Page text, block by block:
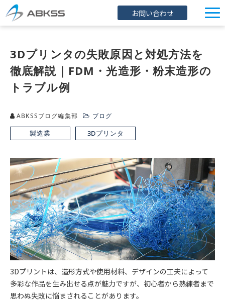
お問い合わせ
製品/FAQ
サービス
イベント・セミナー
ブログ
導入事例
3Dプリンタの失敗原因と対処方法を
徹底解説｜FDM・光造形・粉末造形の
トラブル例
ABKSSブログ編集部 ブログ
製造業 3Dプリンタ
3Dプリントは、造形方式や使用材料、デザインの工夫によって
多彩な作品を生み出せる点が魅力ですが、初心者から熟練者まで
思わぬ失敗に悩まされることがあります。